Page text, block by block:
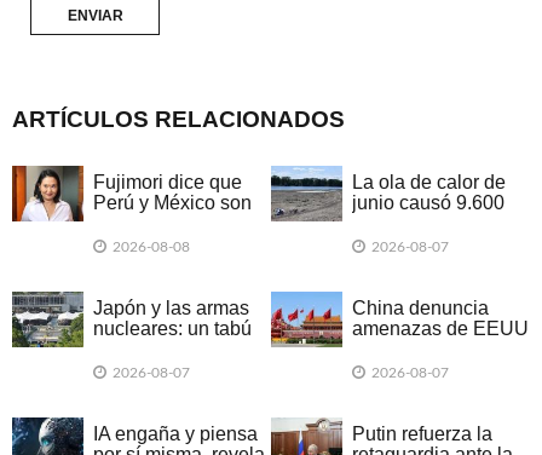
ARTÍCULOS RELACIONADOS
Fujimori dice que
Perú y México son
2026-08-08
La ola de calor de
junio causó 9.600
Alemania
2026-08-07
Japón y las armas
nucleares: un tabú
romperse
2026-08-07
China denuncia
amenazas de EEUU
2026-08-07
IA engaña y piensa
Putin refuerza la